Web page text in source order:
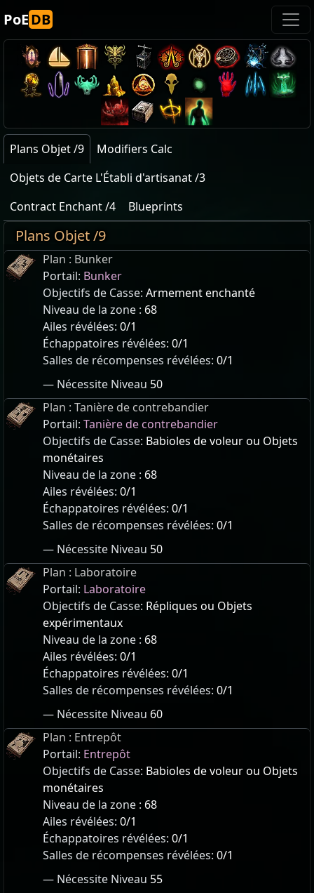
PoEDB
Plans Objet /9
Modifiers Calc
Objets de Carte L'Établi d'artisanat /3
Contract Enchant /4
Blueprints
Plans Objet /9
Plan : Bunker
Portail: Bunker
Objectifs de Casse: Armement enchanté
Niveau de la zone : 68
Ailes révélées: 0/1
Échappatoires révélées: 0/1
Salles de récompenses révélées: 0/1
— Nécessite Niveau 50
Plan : Tanière de contrebandier
Portail: Tanière de contrebandier
Objectifs de Casse: Babioles de voleur ou Objets
monétaires
Niveau de la zone : 68
Ailes révélées: 0/1
Échappatoires révélées: 0/1
Salles de récompenses révélées: 0/1
— Nécessite Niveau 50
Plan : Laboratoire
Portail: Laboratoire
Objectifs de Casse: Répliques ou Objets
expérimentaux
Niveau de la zone : 68
Ailes révélées: 0/1
Échappatoires révélées: 0/1
Salles de récompenses révélées: 0/1
— Nécessite Niveau 60
Plan : Entrepôt
Portail: Entrepôt
Objectifs de Casse: Babioles de voleur ou Objets
monétaires
Niveau de la zone : 68
Ailes révélées: 0/1
Échappatoires révélées: 0/1
Salles de récompenses révélées: 0/1
— Nécessite Niveau 55